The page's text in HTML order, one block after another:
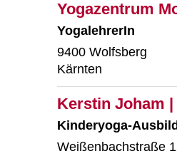
Yogazentrum
YogalehrerIn
9400 Wolfsberg
Kärnten
Kerstin Joham
Kinderyoga-
Weißenbachstraße